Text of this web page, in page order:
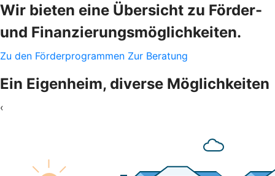
Wir bieten eine Übersicht zu Förder-
und Finanzierungsmöglichkeiten.
Zu den Förderprogrammen Zur Beratung
Ein Eigenheim, diverse Möglichkeiten
‹